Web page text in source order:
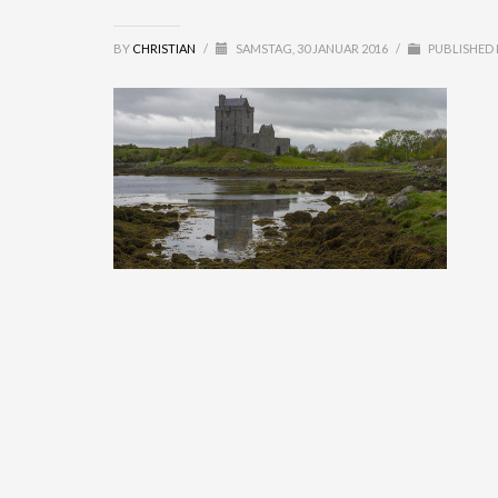
BY CHRISTIAN / SAMSTAG, 30 JANUAR 2016 / PUBLISHED